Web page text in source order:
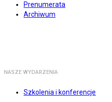
Prenumerata
Archiwum
NASZE WYDARZENIA
Szkolenia i konferencje